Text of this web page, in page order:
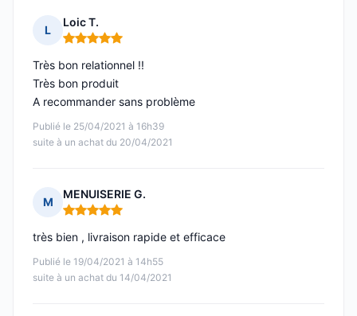
L
Loic T.
Note : 5 sur 5
Publié le 25/04/2021 à 16h39
suite à un achat du 20/04/2021
Très bon relationnel !!
Très bon produit
A recommander sans problème
M
MENUISERIE G.
Note : 5 sur 5
Publié le 19/04/2021 à 14h55
suite à un achat du 14/04/2021
très bien , livraison rapide et efficace